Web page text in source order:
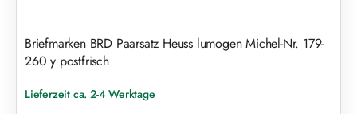
Briefmarken BRD Paarsatz Heuss lumogen Michel-Nr. 179-
260 y postfrisch
Lieferzeit ca. 2-4 Werktage